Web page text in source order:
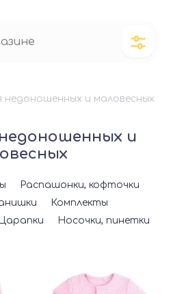
недоношенных и маловесных
и
Распашонки, кофточки
Комплекты
Царапки Носочки, пинетки